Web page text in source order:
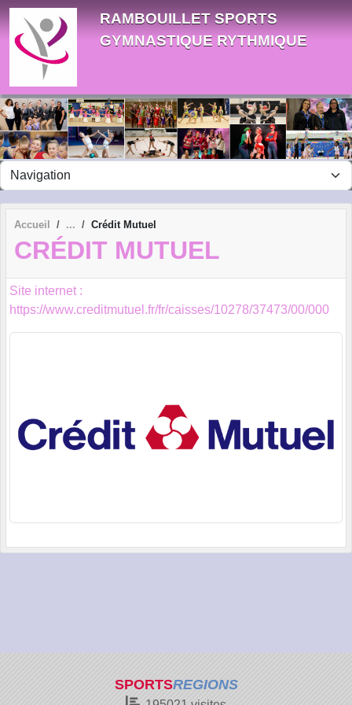
RAMBOUILLET SPORTS
GYMNASTIQUE RYTHMIQUE
Accueil Crédit Mutuel
CRÉDIT MUTUEL
Site internet :
https://www.creditmutuel.fr/fr/caisses/10278/37473/00/000
SPORTSREGIONS
Panneau de gestion des cookies